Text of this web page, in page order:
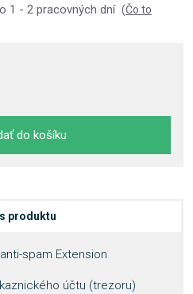
1 - 2 pracovných dní (Čo to
do košíku
produktu
spam Extension
účtu (trezoru)